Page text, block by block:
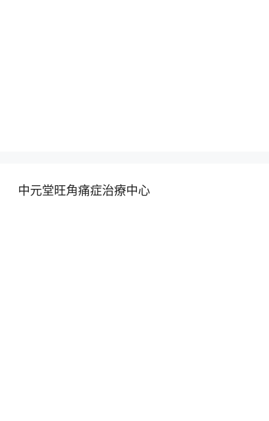
中元堂旺角痛症治療中心